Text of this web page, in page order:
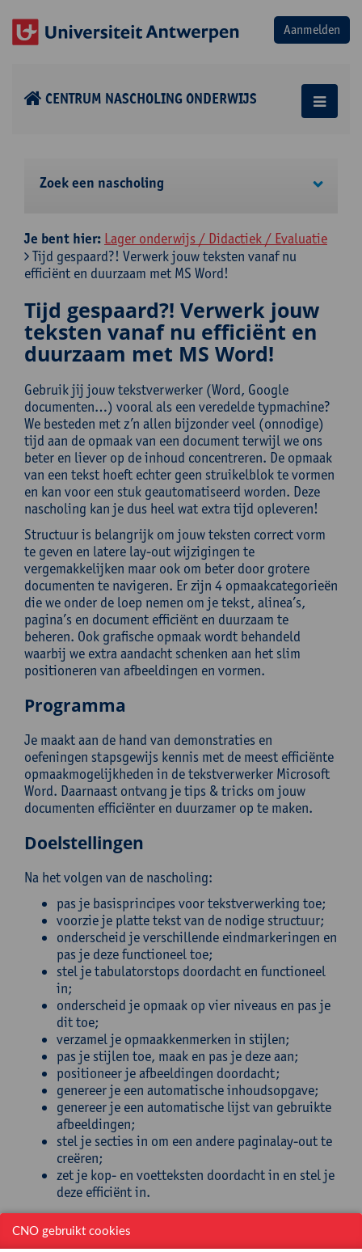
CENTRUM NASCHOLING ONDERWIJS
Zoek een nascholing
Je bent hier: Lager onderwijs / Didactiek / Evaluatie
Tijd gespaard?! Verwerk jouw teksten vanaf nu
efficiënt en duurzaam met MS Word!
Tijd gespaard?! Verwerk jouw
teksten vanaf nu efficiënt en
duurzaam met MS Word!
Gebruik jij jouw tekstverwerker (Word, Google
documenten…) vooral als een veredelde typmachine?
We besteden met z’n allen bijzonder veel (onnodige)
tijd aan de opmaak van een document terwijl we ons
beter en liever op de inhoud concentreren. De opmaak
van een tekst hoeft echter geen struikelblok te vormen
en kan voor een stuk geautomatiseerd worden. Deze
nascholing kan je dus heel wat extra tijd opleveren!
Structuur is belangrijk om jouw teksten correct vorm
te geven en latere lay-out wijzigingen te
vergemakkelijken maar ook om beter door grotere
documenten te navigeren. Er zijn 4 opmaakcategorieën
die we onder de loep nemen om je tekst, alinea’s,
pagina’s en document efficiënt en duurzaam te
beheren. Ook grafische opmaak wordt behandeld
waarbij we extra aandacht schenken aan het slim
positioneren van afbeeldingen en vormen.
Programma
Je maakt aan de hand van demonstraties en
oefeningen stapsgewijs kennis met de meest efficiënte
opmaakmogelijkheden in de tekstverwerker Microsoft
Word. Daarnaast ontvang je tips & tricks om jouw
documenten efficiënter en duurzamer op te maken.
Doelstellingen
Na het volgen van de nascholing:
pas je basisprincipes voor tekstverwerking toe;
voorzie je platte tekst van de nodige structuur;
onderscheid je verschillende eindmarkeringen en
pas je deze functioneel toe;
stel je tabulatorstops doordacht en functioneel
in;
onderscheid je opmaak op vier niveaus en pas je
dit toe;
verzamel je opmaakkenmerken in stijlen;
pas je stijlen toe, maak en pas je deze aan;
positioneer je afbeeldingen doordacht;
genereer je een automatische inhoudsopgave;
genereer je een automatische lijst van gebruikte
afbeeldingen;
stel je secties in om een andere paginalay-out te
creëren;
zet je kop- en voetteksten doordacht in en stel je
deze efficiënt in.
Doelgroep
CNO gebruikt cookies